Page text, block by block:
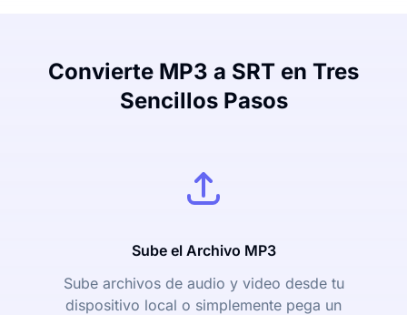
Convierte MP3 a SRT en Tres
Sencillos Pasos
Sube el Archivo MP3
Sube archivos de audio y video desde tu
dispositivo local o simplemente pega un